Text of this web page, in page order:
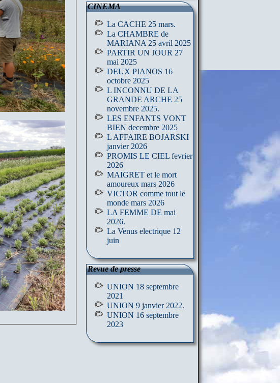
CINEMA
La CACHE 25 mars.
La CHAMBRE de
MARIANA 25 avril 2025
PARTIR UN JOUR 27
mai 2025
DEUX PIANOS 16
octobre 2025
L INCONNU DE LA
GRANDE ARCHE 25
novembre 2025.
LES ENFANTS VONT
BIEN decembre 2025
L AFFAIRE BOJARSKI
janvier 2026
PROMIS LE CIEL fevrier
2026
MAIGRET et le mort
amoureux mars 2026
VICTOR comme tout le
monde mars 2026
LA FEMME DE mai
2026.
La Venus electrique 12
juin
Revue de presse
UNION 18 septembre
2021
UNION 9 janvier 2022.
UNION 16 septembre
2023